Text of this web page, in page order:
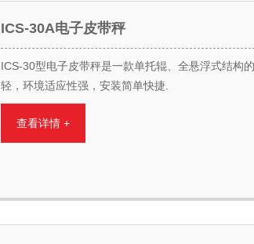
ICS-30A电子皮带秤
ICS-30型电子皮带秤是一款单托辊、全悬浮式结构
轻，环境适应性强，安装简单快捷.
查看详情 +